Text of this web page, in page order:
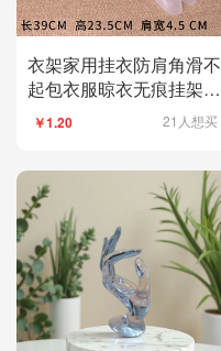
衣架家用挂衣防肩角滑不
起包衣服晾衣无痕挂架衣
撑子衣挂加粗加大
￥1.20 21人想买